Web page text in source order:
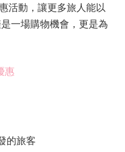
活動，讓更多旅人能以
一場購物機會，更是為
惠
的旅客